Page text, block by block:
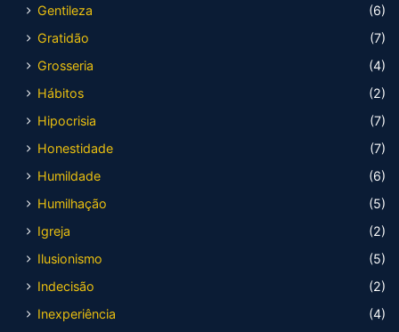
Gentileza
(6)
Gratidão
(7)
Grosseria
(4)
Hábitos
(2)
Hipocrisia
(7)
Honestidade
(7)
Humildade
(6)
Humilhação
(5)
Igreja
(2)
Ilusionismo
(5)
Indecisão
(2)
Inexperiência
(4)